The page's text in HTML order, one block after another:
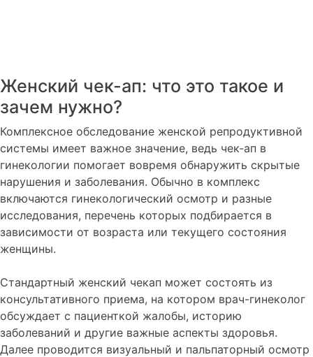
Женский чек-ап: что это такое и
зачем нужно?
Комплексное обследование женской репродуктивной
системы имеет важное значение, ведь чек-ап в
гинекологии помогает вовремя обнаружить скрытые
нарушения и заболевания. Обычно в комплекс
включаются гинекологический осмотр и разные
исследования, перечень которых подбирается в
зависимости от возраста или текущего состояния
женщины.
Стандартный женский чекап может состоять из
консультативного приема, на котором врач-гинеколог
обсуждает с пациенткой жалобы, историю
заболеваний и другие важные аспекты здоровья.
Далее проводится визуальный и пальпаторный осмотр